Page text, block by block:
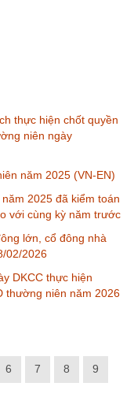
thực hiện chốt quyền
niên ngày
năm 2025 (VN-EN)
2025 đã kiểm toán
với cùng kỳ năm trước
lớn, cổ đông nhà
02/2026
DKCC thực hiện
thường niên năm 2026
6 7 8 9